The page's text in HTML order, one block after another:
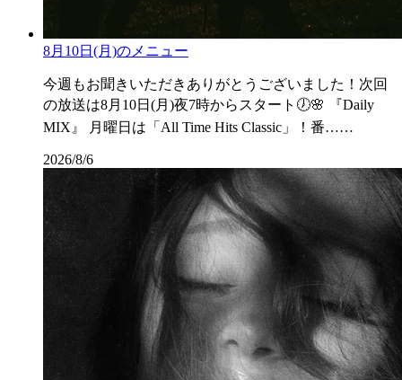
8月10日(月)のメニュー
今週もお聞きいただきありがとうございました！次回
の放送は8月10日(月)夜7時からスタート🕖🌸 『Daily
MIX』 月曜日は「All Time Hits Classic」！番……
2026/8/6